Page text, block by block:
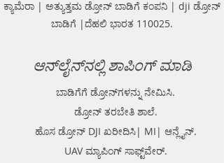
ಕ್ಯಾಮೆರಾ | ಅತ್ಯುತ್ತಮ ಡ್ರೋನ್ ಬಾಡಿಗೆ ಕಂಪನಿ | dji ಡ್ರೋನ್
ಬಾಡಿಗೆ |ದೆಹಲಿ ಭಾರತ 110025.
ಆನ್‌ಲೈನ್‌ನಲ್ಲಿ ಶಾಪಿಂಗ್ ಮಾಡಿ
ಬಾಡಿಗೆಗೆ ಡ್ರೋನ್‌ಗಳನ್ನು ನೇಮಿಸಿ.
ಡ್ರೋನ್ ತರಬೇತಿ ಶಾಲೆ.
ಹೊಸ ಡ್ರೋನ್ DJI ಖರೀದಿಸಿ| MI| ಆನ್ಲೈನ್.
UAV ಮ್ಯಾಪಿಂಗ್ ಸಾಫ್ಟ್‌ವೇರ್.